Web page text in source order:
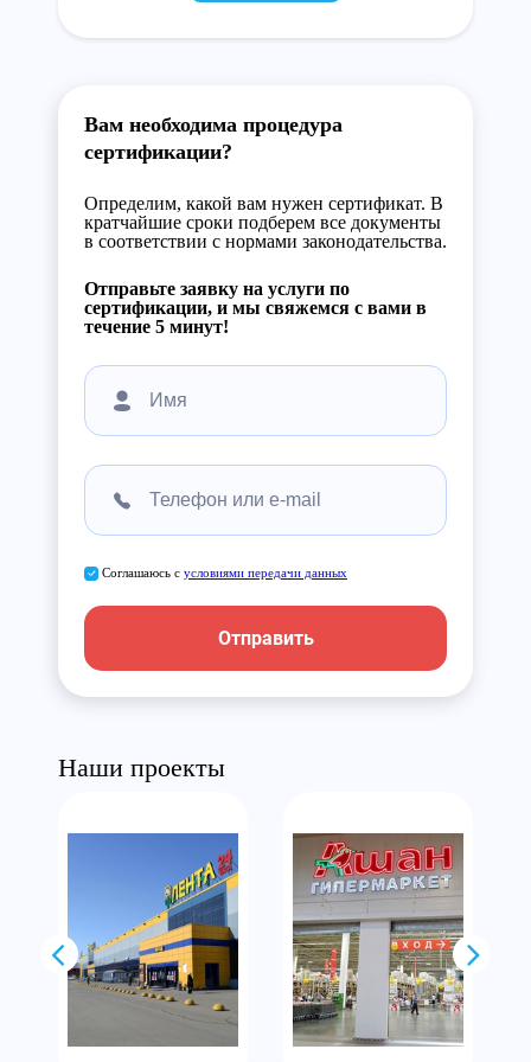
Вам необходима процедура
сертификации?
Определим, какой вам нужен сертификат. В
кратчайшие сроки подберем все документы
в соответствии с нормами законодательства.
Отправьте заявку на услуги по
сертификации, и мы свяжемся с вами в
течение 5 минут!
Соглашаюсь с условиями передачи данных
Отправить
Наши проекты